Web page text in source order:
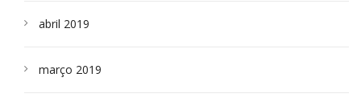
abril 2019
março 2019